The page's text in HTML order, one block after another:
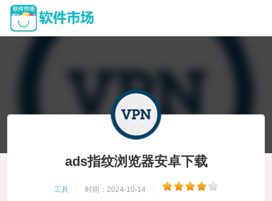
ads指纹浏览器安卓下载
工具 时间：2024-10-14